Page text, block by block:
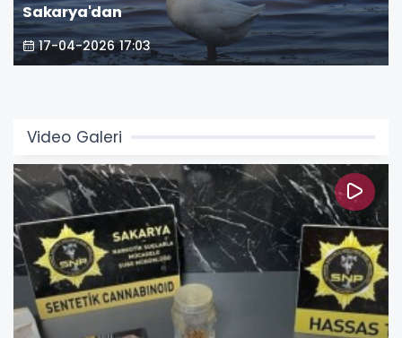
Sakarya'dan
17-04-2026 17:03
Video Galeri